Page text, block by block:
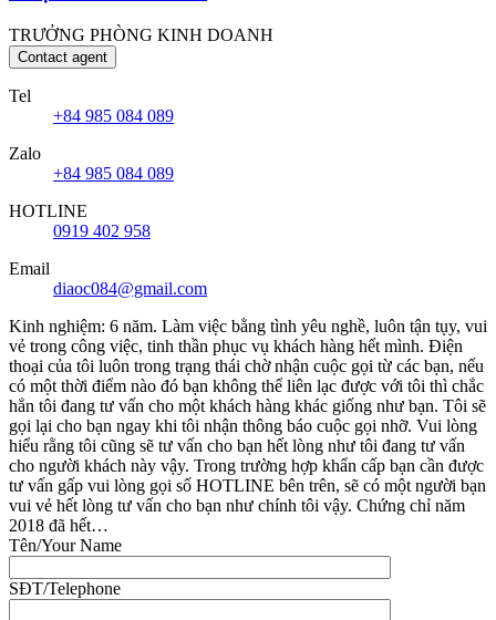
TRƯỞNG PHÒNG KINH DOANH
Contact agent
Tel
+84 985 084 089
Zalo
+84 985 084 089
HOTLINE
0919 402 958
Email
diaoc084@gmail.com
Kinh nghiệm: 6 năm. Làm việc bằng tình yêu nghề, luôn tận tụy, vui
vẻ trong công việc, tinh thần phục vụ khách hàng hết mình. Điện
thoại của tôi luôn trong trạng thái chờ nhận cuộc gọi từ các bạn, nếu
có một thời điểm nào đó bạn không thể liên lạc được với tôi thì chắc
hẳn tôi đang tư vấn cho một khách hàng khác giống như bạn. Tôi sẽ
gọi lại cho bạn ngay khi tôi nhận thông báo cuộc gọi nhỡ. Vui lòng
hiểu rằng tôi cũng sẽ tư vấn cho bạn hết lòng như tôi đang tư vấn
cho người khách này vậy. Trong trường hợp khẩn cấp bạn cần được
tư vấn gấp vui lòng gọi số HOTLINE bên trên, sẽ có một người bạn
vui vẻ hết lòng tư vấn cho bạn như chính tôi vậy. Chứng chỉ năm
2018 đã hết…
Tên/Your Name
SĐT/Telephone